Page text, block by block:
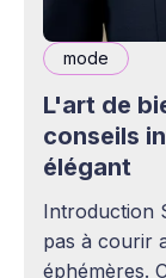
mode
L'art de
conseils
élégant
Introduction S'habiller avec style ne se résume
pas à courir
éphémères.